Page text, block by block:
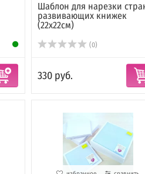
Шаблон для нарезки
развивающих книжек
(22х22см)
(0)
330 руб.